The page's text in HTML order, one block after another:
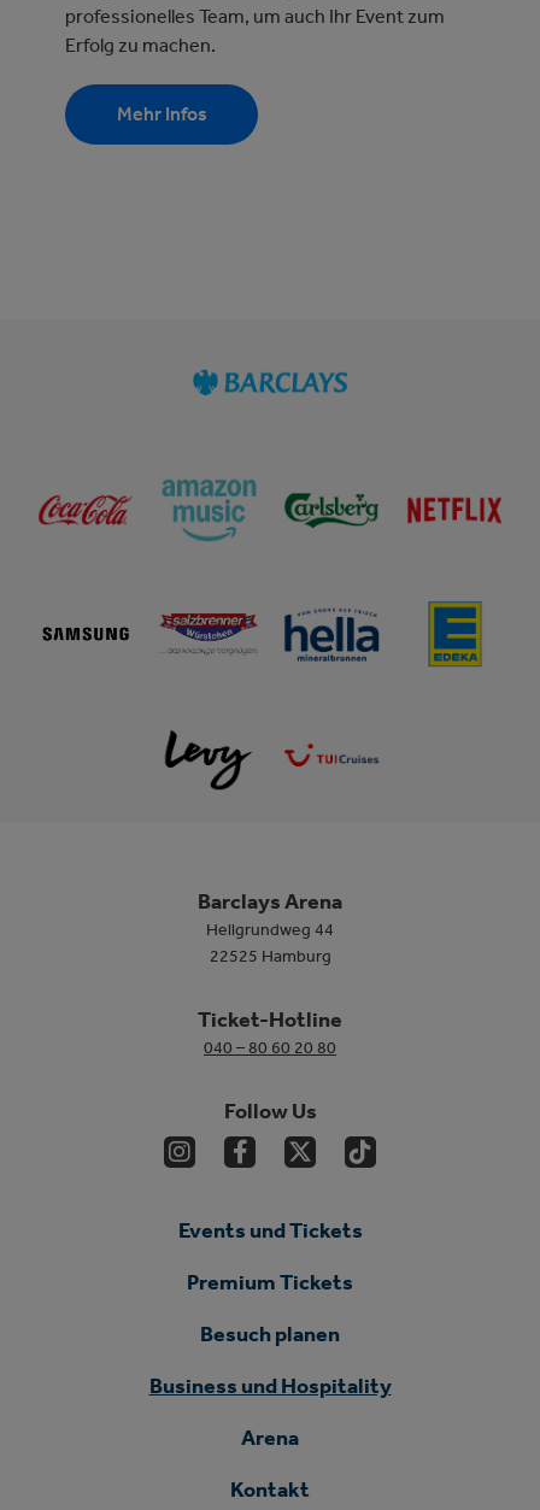
professionelles Team, um auch Ihr Event zum
Erfolg zu machen.
Mehr Infos
Barclays Arena
Hellgrundweg 44
22525 Hamburg
Ticket-Hotline
040 – 80 60 20 80
Follow Us
Events und Tickets
Premium Tickets
Besuch planen
Business und Hospitality
Arena
Kontakt